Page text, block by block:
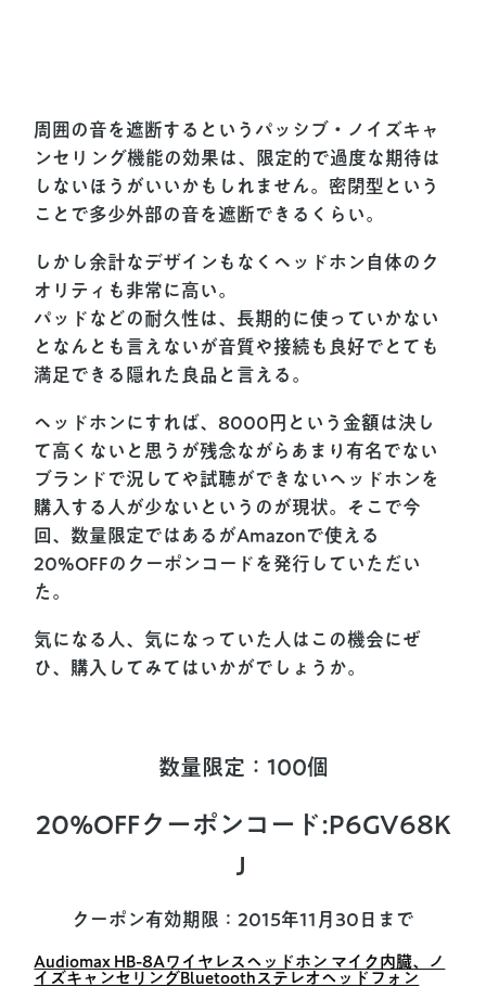
周囲の音を遮断するという パッシブ・ノイズキャ
ンセリング機能の効果は、限定的で過度な期待は
しないほうがいい かもしれません。密閉型という
ことで多少外部の音を遮断できるくらい。
しかし余計なデザインもなくヘッドホン自体のク
オリティも非常に高い。
パッドなどの耐久性は、長期的に使っていかない
となんとも言えないが音質や接続も良好でとても
満足できる隠れた良品と言える。
ヘッドホンにすれば、8000円という金額は決し
て高くないと思うが残念ながらあまり有名でない
ブランドで況してや試聴ができないヘッドホンを
購入する人が少ないというのが現状。そこで今
回、数量限定ではあるがAmazonで使える
20%OFFのクーポンコードを発行していただい
た。
気になる人、気になっていた人はこの機会にぜ
ひ、購入してみてはいかがでしょうか。
数量限定：100個
20%OFFクーポンコード:P6GV68K
J
クーポン有効期限：2015年11月30日まで
Audiomax HB-8Aワイヤレスヘッドホン マイク内臓、ノ
イズキャンセリングBluetoothステレオヘッドフォン